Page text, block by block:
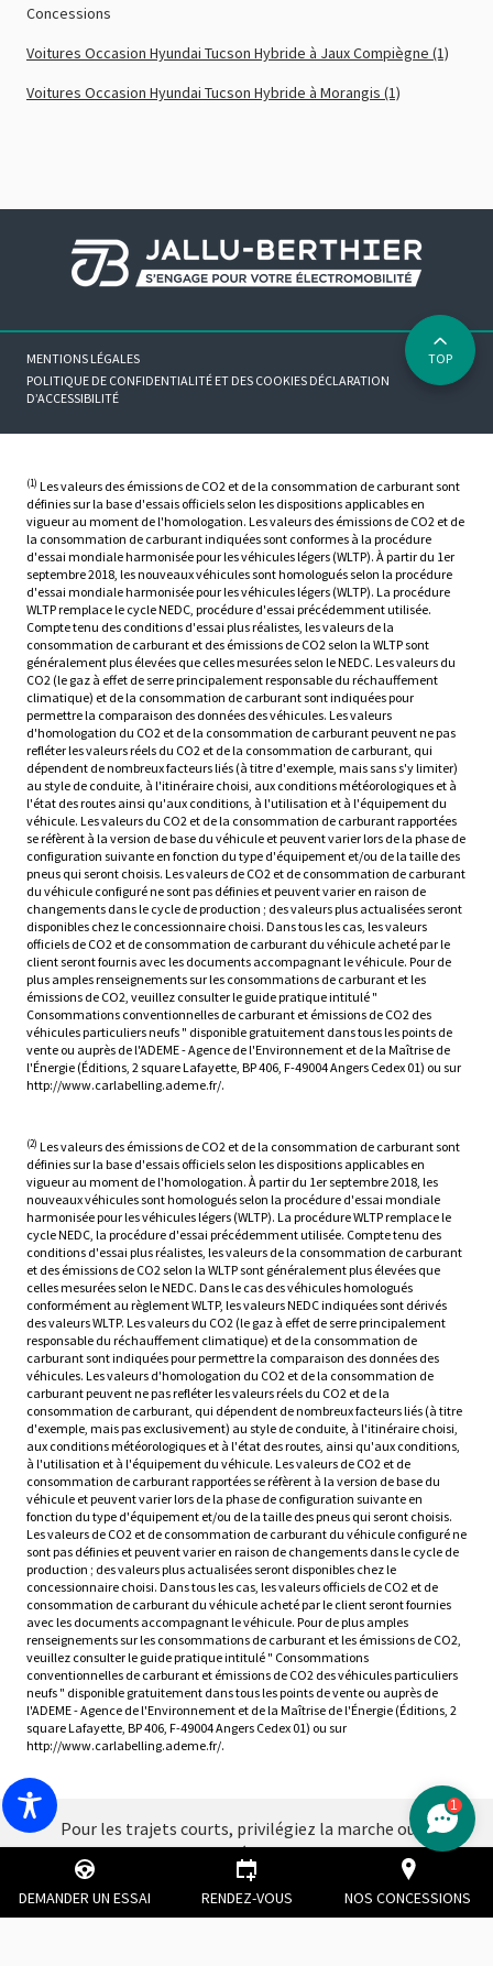
Concessions
Voitures Occasion Hyundai Tucson Hybride à Jaux Compiègne (1)
Voitures Occasion Hyundai Tucson Hybride à Morangis (1)
MENTIONS LÉGALES
POLITIQUE DE CONFIDENTIALITÉ ET DES COOKIES DÉCLARATION
D’ACCESSIBILITÉ
TOP
(1) Les valeurs des émissions de CO2 et de la consommation de carburant sont
définies sur la base d'essais officiels selon les dispositions applicables en
vigueur au moment de l'homologation. Les valeurs des émissions de CO2 et de
la consommation de carburant indiquées sont conformes à la procédure
d'essai mondiale harmonisée pour les véhicules légers (WLTP). À partir du 1er
septembre 2018, les nouveaux véhicules sont homologués selon la procédure
d'essai mondiale harmonisée pour les véhicules légers (WLTP). La procédure
WLTP remplace le cycle NEDC, procédure d'essai précédemment utilisée.
Compte tenu des conditions d'essai plus réalistes, les valeurs de la
consommation de carburant et des émissions de CO2 selon la WLTP sont
généralement plus élevées que celles mesurées selon le NEDC. Les valeurs du
CO2 (le gaz à effet de serre principalement responsable du réchauffement
climatique) et de la consommation de carburant sont indiquées pour
permettre la comparaison des données des véhicules. Les valeurs
d'homologation du CO2 et de la consommation de carburant peuvent ne pas
refléter les valeurs réels du CO2 et de la consommation de carburant, qui
dépendent de nombreux facteurs liés (à titre d'exemple, mais sans s'y limiter)
au style de conduite, à l'itinéraire choisi, aux conditions météorologiques et à
l'état des routes ainsi qu'aux conditions, à l'utilisation et à l'équipement du
véhicule. Les valeurs du CO2 et de la consommation de carburant rapportées
se réfèrent à la version de base du véhicule et peuvent varier lors de la phase de
configuration suivante en fonction du type d'équipement et/ou de la taille des
pneus qui seront choisis. Les valeurs de CO2 et de consommation de carburant
du véhicule configuré ne sont pas définies et peuvent varier en raison de
changements dans le cycle de production ; des valeurs plus actualisées seront
disponibles chez le concessionnaire choisi. Dans tous les cas, les valeurs
officiels de CO2 et de consommation de carburant du véhicule acheté par le
client seront fournis avec les documents accompagnant le véhicule. Pour de
plus amples renseignements sur les consommations de carburant et les
émissions de CO2, veuillez consulter le guide pratique intitulé "
Consommations conventionnelles de carburant et émissions de CO2 des
véhicules particuliers neufs " disponible gratuitement dans tous les points de
vente ou auprès de l'ADEME - Agence de l'Environnement et de la Maîtrise de
l'Énergie (Éditions, 2 square Lafayette, BP 406, F-49004 Angers Cedex 01) ou sur
http://www.carlabelling.ademe.fr/.
(2) Les valeurs des émissions de CO2 et de la consommation de carburant sont
définies sur la base d'essais officiels selon les dispositions applicables en
vigueur au moment de l'homologation. À partir du 1er septembre 2018, les
nouveaux véhicules sont homologués selon la procédure d'essai mondiale
harmonisée pour les véhicules légers (WLTP). La procédure WLTP remplace le
cycle NEDC, la procédure d'essai précédemment utilisée. Compte tenu des
conditions d'essai plus réalistes, les valeurs de la consommation de carburant
et des émissions de CO2 selon la WLTP sont généralement plus élevées que
celles mesurées selon le NEDC. Dans le cas des véhicules homologués
conformément au règlement WLTP, les valeurs NEDC indiquées sont dérivés
des valeurs WLTP. Les valeurs du CO2 (le gaz à effet de serre principalement
responsable du réchauffement climatique) et de la consommation de
carburant sont indiquées pour permettre la comparaison des données des
véhicules. Les valeurs d'homologation du CO2 et de la consommation de
carburant peuvent ne pas refléter les valeurs réels du CO2 et de la
consommation de carburant, qui dépendent de nombreux facteurs liés (à titre
d'exemple, mais pas exclusivement) au style de conduite, à l'itinéraire choisi,
aux conditions météorologiques et à l'état des routes, ainsi qu'aux conditions,
à l'utilisation et à l'équipement du véhicule. Les valeurs de CO2 et de
consommation de carburant rapportées se réfèrent à la version de base du
véhicule et peuvent varier lors de la phase de configuration suivante en
fonction du type d'équipement et/ou de la taille des pneus qui seront choisis.
Les valeurs de CO2 et de consommation de carburant du véhicule configuré ne
sont pas définies et peuvent varier en raison de changements dans le cycle de
production ; des valeurs plus actualisées seront disponibles chez le
concessionnaire choisi. Dans tous les cas, les valeurs officiels de CO2 et de
consommation de carburant du véhicule acheté par le client seront fournies
avec les documents accompagnant le véhicule. Pour de plus amples
renseignements sur les consommations de carburant et les émissions de CO2,
veuillez consulter le guide pratique intitulé " Consommations
conventionnelles de carburant et émissions de CO2 des véhicules particuliers
neufs " disponible gratuitement dans tous les points de vente ou auprès de
l'ADEME - Agence de l'Environnement et de la Maîtrise de l'Énergie (Éditions, 2
square Lafayette, BP 406, F-49004 Angers Cedex 01) ou sur
http://www.carlabelling.ademe.fr/.
Pour les trajets courts, privilégiez la marche ou le
vélo
#SeDéplacerMoinsPolluer
DEMANDER UN ESSAI RENDEZ-VOUS NOS CONCESSIONS
1